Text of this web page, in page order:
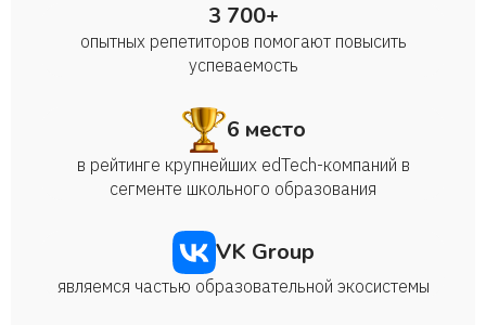
3 700+
опытных репетиторов помогают повысить
успеваемость
6 место
в рейтинге крупнейших edTech-компаний в
сегменте школьного образования
VK Group
являемся частью образовательной экосистемы